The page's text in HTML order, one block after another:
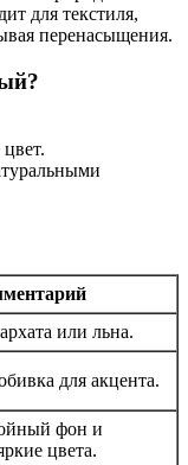
для текстиля,
перенасыщения.
или льна.
для акцента.
фон и
цвета.